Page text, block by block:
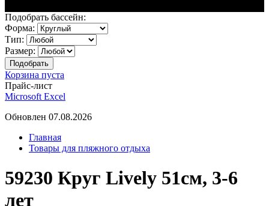
Подобрать бассейн:
Форма:
Тип:
Размер:
Корзина пуста
Прайс-лист
Microsoft Excel
Обновлен 07.08.2026
Главная
Товары для пляжного отдыха
59230 Круг Lively 51см, 3-6
лет